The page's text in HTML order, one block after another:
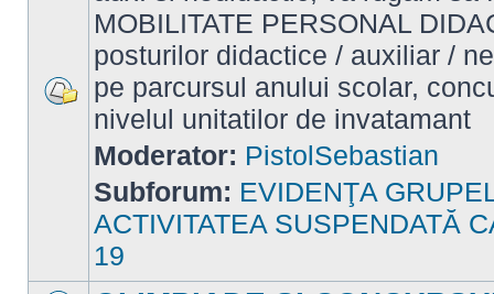
sunt
necitite
MOBILITATE PERSONAL
posturilor didactice / auxiliar /
pe parcursul anului scolar,
nivelul unitatilor de invatamant
Moderator: PistolSebastian
Subforum: EVIDENŢA
ACTIVITATEA SUSPENDATĂ
19